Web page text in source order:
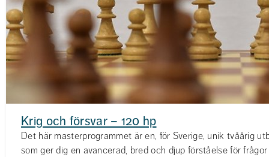
Krig och försvar – 120 hp
Det här masterprogrammet är en, för Sverige, unik tvåårig
som ger dig en avancerad, bred och djup förståelse för